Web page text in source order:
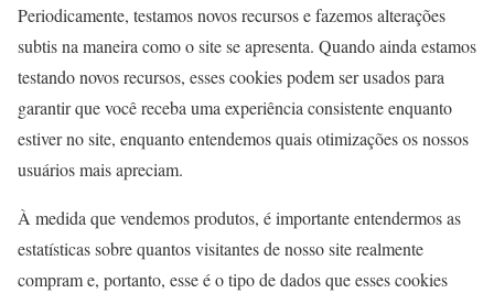
Periodicamente, testamos novos recursos e fazemos alterações
subtis na maneira como o site se apresenta. Quando ainda estamos
testando novos recursos, esses cookies podem ser usados ​​para
garantir que você receba uma experiência consistente enquanto
estiver no site, enquanto entendemos quais otimizações os nossos
usuários mais apreciam.
À medida que vendemos produtos, é importante entendermos as
estatísticas sobre quantos visitantes de nosso site realmente
compram e, portanto, esse é o tipo de dados que esses cookies